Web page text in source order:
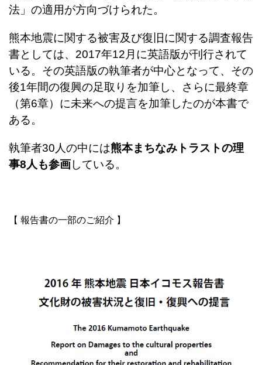
法」の適用が方向づけられた。
熊本地震に関する被害及び復旧に関する調査報告
書としては、2017年12月に英語版が刊行されて
いる。その英語版の執筆者が中心となって、その
後1年間の復興の足取りを加筆し、さらに最終章
（第6章）に未来への提言を加筆したのが本書で
ある。
執筆者30人の中には熊本まちなみトラストの理
事8人も参画している。
【 報告書の一部のご紹介 】